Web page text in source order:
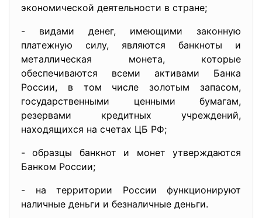
экономической деятельности в стране;
- видами денег, имеющими законную
платежную силу, являются банкноты и
металлическая монета, которые
обеспечиваются всеми активами Банка
России, в том числе золотым запасом,
государственными ценными бумагам,
резервами кредитных учреждений,
находящихся на счетах ЦБ РФ;
- образцы банкнот и монет утверждаются
Банком России;
- на территории России функционируют
наличные деньги и безналичные деньги.